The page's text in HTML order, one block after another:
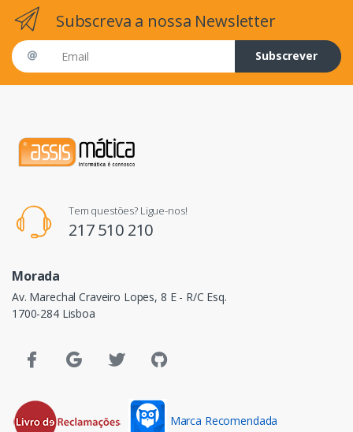
Subscreva a nossa Newsletter
Email address
Subscrever
Tem questões? Ligue-nos!
217 510 210
Morada
Av. Marechal Craveiro Lopes, 8 E - R/C Esq.
1700-284 Lisboa
Marca Recomendada